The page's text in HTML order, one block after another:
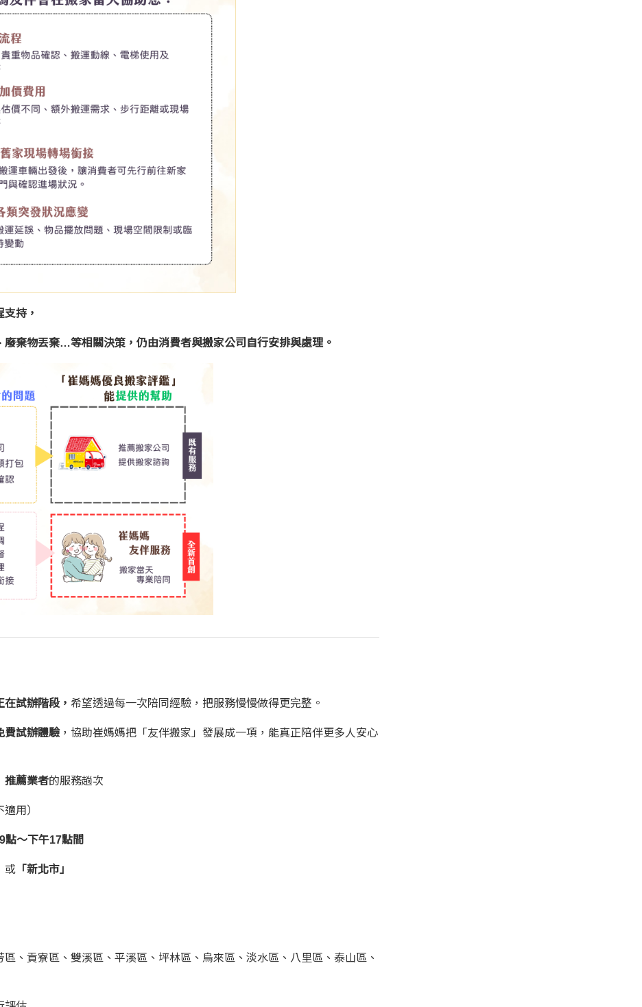
持，
棄物丟棄…等相關決策，仍由消費者與搬家公司自行安排與處理。
試辦階段， 希望透過每一次陪同經驗，把服務慢慢做得更完整。
費試辦體驗，協助崔媽媽把「友伴搬家」發展成一項，能真正陪伴更多人安心
推薦業者的服務趟次
用）
點～下午17點間
或 「新北市」
、貢寮區、雙溪區、平溪區、坪林區、烏來區、淡水區、八里區、泰山區、